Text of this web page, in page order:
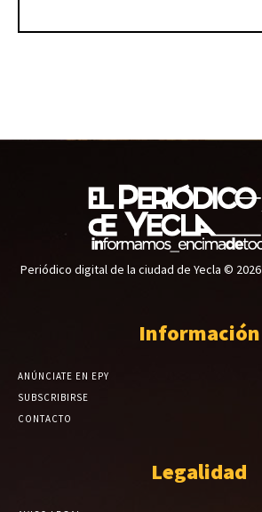
Periódico digital de la ciudad de Yecla © 2026
Información
ANÚNCIATE EN EPY
SUBSCRIBIRSE
CONTACTO
Legalidad